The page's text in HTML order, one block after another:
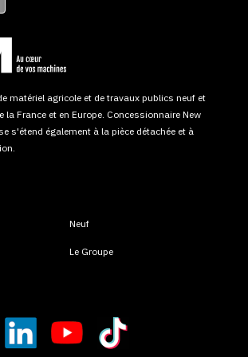
matériel agricole et de travaux publics neuf et
France et en Europe. Concessionnaire New
s'étend également à la pièce détachée et à
Neuf
Le Groupe